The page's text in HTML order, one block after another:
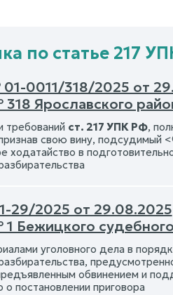
по статье 217
0011/318/2025 от
Ярославского
требований ст. 217 УПК РФ,
свою вину,
ходатайство в
29/2025 от 29.08.2025
Бежицкого
уголовного дела в
обвинением и
постановлении приговора